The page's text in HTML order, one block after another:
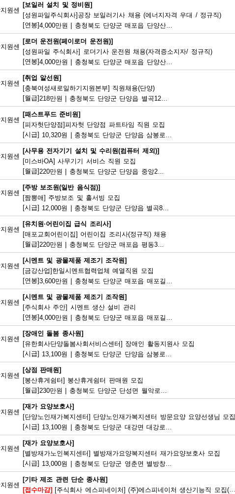
원센
[보일러 설치 및 정비원]
[성원파일주식회사]공장 보일러기사 채용 (에너지자격 우대 / 정규직)
[연봉]4,000만원 | 충청북도 단양군 매포읍 단양산업단지2로 47
원센
[로더 운전원(페이로더 운전원)]
[성원파일 주식회사] 로더기사 운전원 채용(자격증소지자/ 정규직)
[연봉]4,000만원 | 충청북도 단양군 매포읍 단양산업단지2로 47
원센
[취업 알선원]
[충북여성새로일하기지원본부] 직원채용(단양)
[월급] 218만원 | 충청북도 단양군 단양읍 별곡12길 5
원센
[패스트푸드 준비원]
[피자헛단양점]피자헛 단양점 파트타임 직원 모집
[시급] 10,320원 |
원센
[사무용 전자기기 설치 및 수리원(컴퓨터 제외)]
[미스바OA] 사무기기 서비스 직원 모집
[월급] 220만원 | 충청북도 단양군 단양읍 중앙2로 2
원센
[주방 보조원(일반 음식점)]
[짬뽕애] 주방보조 및 홀서빙 모집
[시급] 12,000원 | 충청북도 단양군 단양읍 별곡8길 6-1
원센
[유치원·어린이집 급식 조리사]
[매포교회어린이집] 어린이집 조리사(정규직) 채용
[월급] 220만원 | 충청북도 단양군 매포읍 평동3길 12
원센
[시멘트 및 광물제품 제조기 조작원]
[금강산업]한일시멘트협력업체 예열직원 모집
[연봉]3,600만원 |
원센
[시멘트 및 광물제품 제조기 조작원]
[주식회사 주안] 시멘트 생산 설비 관리
[연봉]4,000만원 |
원센
[장애인 돌봄 종사원]
[유한회사단양돌봄사회서비스센터] 장애인 활동지원사 모집
[시급] 13,100원 |
원센
[상점 판매원]
[봉산휴게쉼터] 봉산휴게쉼터 판매원 모집
[월급] 230만원 |
원센
[재가 요양보호사]
[단양노인재가복지센터] 단양노인재가복지센터 방문요양 요양선생님 모집
[시급] 13,100원 |
원센
[재가 요양보호사]
[별방재가노인복지센터] 별방재가요양복지센터 재가요양보호사 모집
[시급] 13,000원 | 충청북도 단양군 영춘면 별방창원로 417
원센
[기타 제조 관련 단순 종사원]
[접수마감] [주식회사 에스피네이처] (주)에스피네이처 생산기능직 모집(단양사업소)